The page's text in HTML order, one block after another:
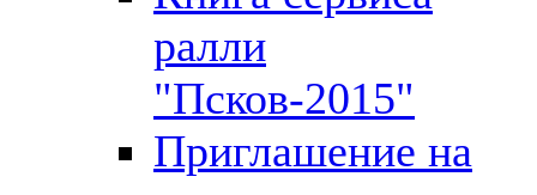
ралли
"Псков-2015"
Приглашение на